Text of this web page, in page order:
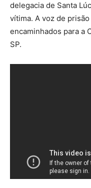
delegacia de Santa
vítima. A voz de
encaminhados para a
SP.